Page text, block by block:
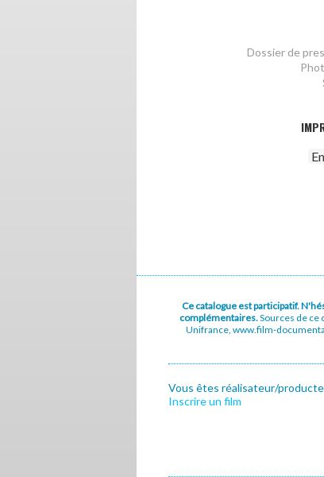
Dossier de
Ce catalogue est participatif.
complémentaires.Sources de ce
Unifrance, www.film-
Vous êtes réalisateur/
Inscrire un film